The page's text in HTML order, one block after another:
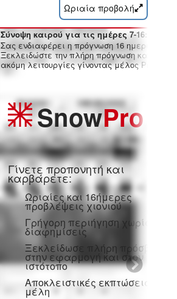
Ωριαία προβολή
Σύνοψη καιρού για τις ημέρες 7-16:
Σας ενδιαφέρει η πρόγνωση 16 ημερών;
Ξεκλειδώστε την πλήρη πρόγνωση και
ακόμη λειτουργίες γίνοντας μέλος Pro.
SnowPro
Γίνετε προπονητή και
καρβάρετε:
Ωριαίες και 16ήμερες
προβλέψεις χιονιού
Γρήγορη περιήγηση χωρίς
διαφημίσεις
Ξεκλείδωσε πλήρη πρόσβαση
στην εφαρμογή και στον
ιστότοπο
Αποκλειστικές εκπτώσεις για
μέλη